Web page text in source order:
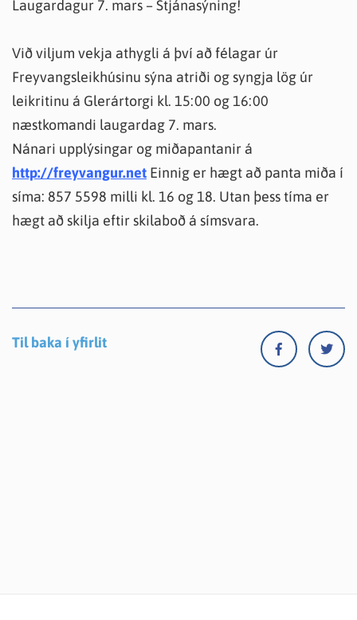
Laugardagur 7. mars – Stjánasýning!
Við viljum vekja athygli á því að félagar úr
Freyvangsleikhúsinu sýna atriði og syngja lög úr
leikritinu á Glerártorgi kl. 15:00 og 16:00
næstkomandi laugardag 7. mars.
Nánari upplýsingar og miðapantanir á
http://freyvangur.net Einnig er hægt að panta miða í
síma: 857 5598 milli kl. 16 og 18. Utan þess tíma er
hægt að skilja eftir skilaboð á símsvara.
Til baka í yfirlit